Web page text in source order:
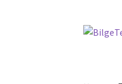
Skip
Skip